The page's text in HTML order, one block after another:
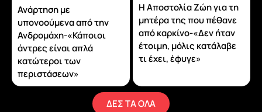
Ανάρτηση με
υπονοούμενα από την
Ανδρομάχη-«Κάποιοι
άντρες είναι απλά
κατώτεροι των
περιστάσεων»
Η Αποστολία Ζώη για τη
μητέρα της που πέθανε
από καρκίνο-«Δεν ήταν
έτοιμη, μόλις κατάλαβε
τι έχει, έφυγε»
ΔΕΣ ΤΑ ΟΛΑ